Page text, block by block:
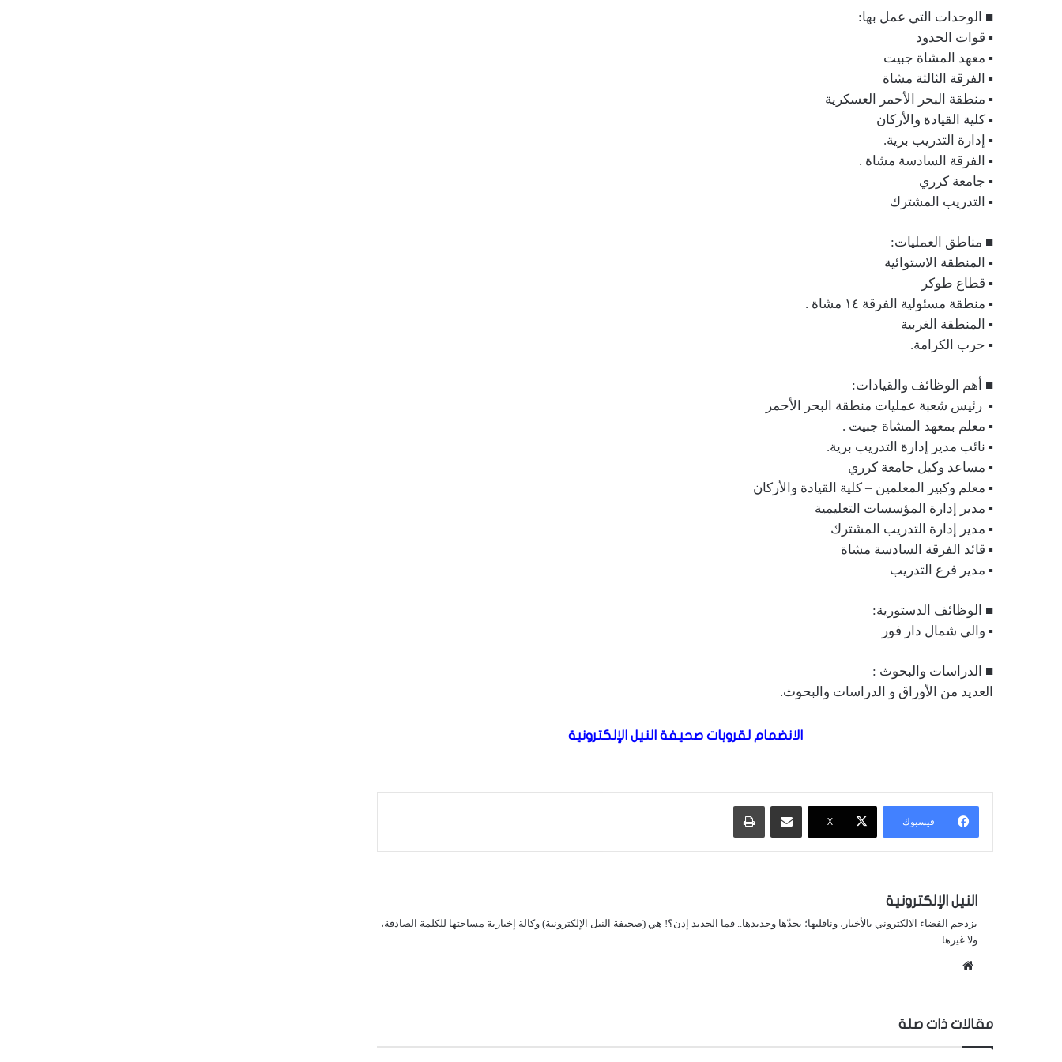
■ الوحدات التي عمل بها:
▪︎ قوات الحدود
▪︎ معهد المشاة جبيت
▪︎ الفرقة الثالثة مشاة
▪︎ منطقة البحر الأحمر العسكرية
▪︎ كلية القيادة والأركان
▪︎ إدارة التدريب برية.
▪︎ الفرقة السادسة مشاة .
▪︎ جامعة كرري
▪︎ التدريب المشترك
■ مناطق العمليات:
▪︎ المنطقة الاستوائية
▪︎ قطاع طوكر
▪︎ منطقة مسئولية الفرقة ١٤ مشاة .
▪︎ المنطقة الغربية
▪︎ حرب الكرامة.
■ أهم الوظائف والقيادات:
▪︎ رئيس شعبة عمليات منطقة البحر الأحمر
▪︎ معلم بمعهد المشاة جبيت .
▪︎ نائب مدير إدارة التدريب برية.
▪︎ مساعد وكيل جامعة كرري
▪︎ معلم وكبير المعلمين – كلية القيادة والأركان
▪︎ مدير إدارة المؤسسات التعليمية
▪︎ مدير إدارة التدريب المشترك
▪︎ قائد الفرقة السادسة مشاة
▪︎ مدير فرع التدريب
■ الوظائف الدستورية:
▪︎ والي شمال دار فور
■ الدراسات والبحوث :
العديد من الأوراق و الدراسات والبحوث.
الانضمام لقروبات صحيفة النيل الإلكترونية
فيسبوك X
مشاركة عبر البريد طباعة
النيل الإلكترونية
يزدحم الفضاء الالكتروني بالأخبار، وناقليها؛ بجدّها وجديدها.. فما الجديد إذن؟! هي (صحيفة النيل الإلكترونية) وكالة إخبارية مساحتها للكلمة الصادقة،
ولا غيرها..
مقالات ذات صلة